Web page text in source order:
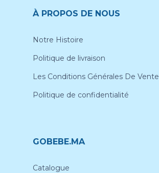
À PROPOS DE NOUS
Notre Histoire
Politique de livraison
Les Conditions Générales De Vente
Politique de confidentialité
GOBEBE.MA
Catalogue